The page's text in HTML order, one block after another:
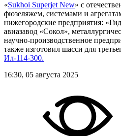
«Sukhoi Superjet New» с
фюзеляжем, системами и
нижегородские предприятия:
авиазавод «Сокол»,
научно-производственное
также изготовил шасси для
Ил-114-300.
16:30, 05 августа 2025